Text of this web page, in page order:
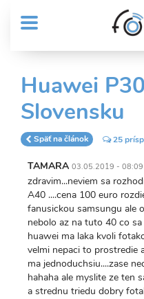
obsah
MENU
Sub
Header
menu
User
account
menu
Huawei
Slovensku
Späť na článok 25
TAMARA 03.05.2019 - 08:09
zdravim...neviem sa
A40 ....cena 100 euro
fanusickou samsungu ale
nebolo az na tuto 40 co
huawei ma laka kvoli
velmi nepaci to prostredie
ma jednoduchsiu....zase
hahaha ale myslite ze ten
a strednu triedu dobry